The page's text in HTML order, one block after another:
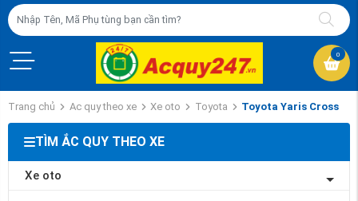
0
Trang chủ Ac quy theo xe Xe oto Toyota Toyota Yaris Cross
TÌM ẮC QUY THEO XE
Xe oto